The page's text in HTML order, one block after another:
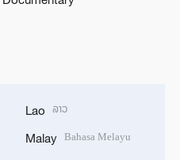
Lao ລາວ
Malay Bahasa Melayu